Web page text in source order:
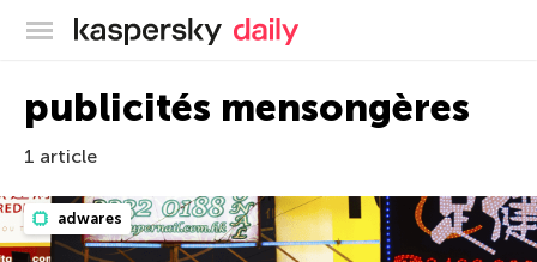
Blog officiel de Kaspersky
publicités mensongères
1 article
adwares